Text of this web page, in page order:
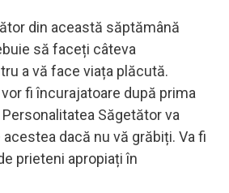
din această săptămână
să faceți câteva
a vă face viața plăcută.
fi încurajatoare după prima
Săgetător va
dacă nu vă grăbiți. Va fi
prieteni apropiați în